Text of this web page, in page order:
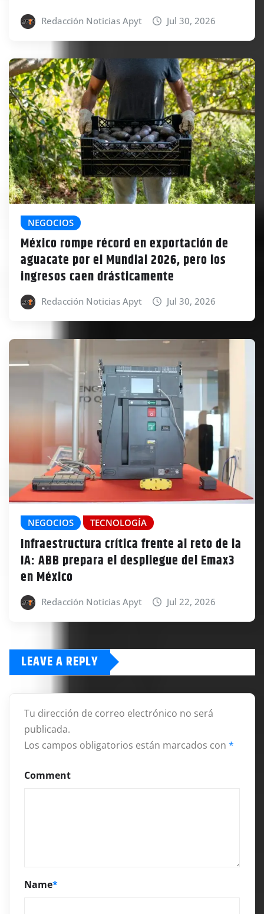
Redacción Noticias Apyt Jul 30, 2026
NEGOCIOS
México rompe récord en exportación de
aguacate por el Mundial 2026, pero los
ingresos caen drásticamente
Redacción Noticias Apyt Jul 30, 2026
NEGOCIOS TECNOLOGÍA
Infraestructura crítica frente al reto de la
IA: ABB prepara el despliegue del Emax3
en México
Redacción Noticias Apyt Jul 22, 2026
LEAVE A REPLY
Tu dirección de correo electrónico no será
publicada.
Los campos obligatorios están marcados con *
Comment
Name*